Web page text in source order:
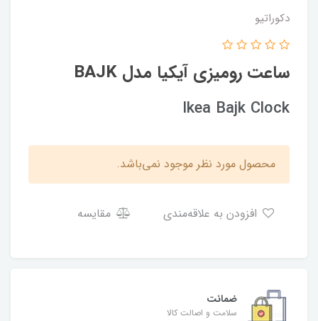
دکوراتیو
ساعت رومیزی آیکیا مدل BAJK
Ikea Bajk Clock
محصول مورد نظر موجود نمی‌باشد.
مقایسه
ضمانت
سلامت و اصالت کالا